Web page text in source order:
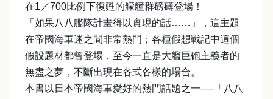
在1／700比例下復甦的艨艟群磅礡登場！
「如果八八艦隊計畫得以實現的話……」，這主題
在帝國海軍迷之間非常熱門；各種假想戰記中這個
假設題材都曾登場，至今一直是大艦巨砲主義者的
無盡之夢，不斷出現在各式各樣的場合。
本書以日本帝國海軍愛好的熱門話題之一──「八八